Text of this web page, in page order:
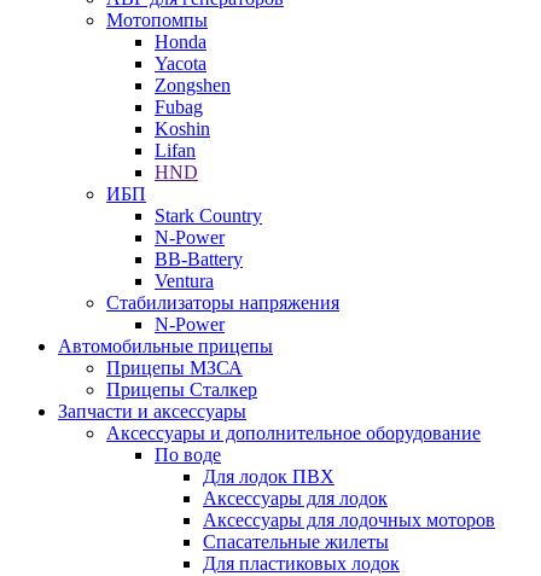
Мотопомпы
Honda
Yacota
Zongshen
Fubag
Koshin
Lifan
HND
ИБП
Stark Country
N-Power
BB-Battery
Ventura
Стабилизаторы напряжения
N-Power
Автомобильные прицепы
Прицепы МЗСА
Прицепы Сталкер
Запчасти и аксессуары
Аксессуары и дополнительное оборудование
По воде
Для лодок ПВХ
Аксессуары для лодок
Аксессуары для лодочных моторов
Спасательные жилеты
Для пластиковых лодок